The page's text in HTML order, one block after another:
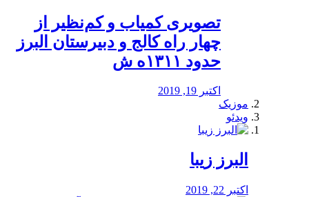
️تصویری کمیاب و کم‌نظیر از
چهار راه كالج و دبيرستان البرز
حدود ۱۳۱۱ه ش
اکتبر 19, 2019
موزیک
ویدئو
البرز زیبا
اکتبر 22, 2019